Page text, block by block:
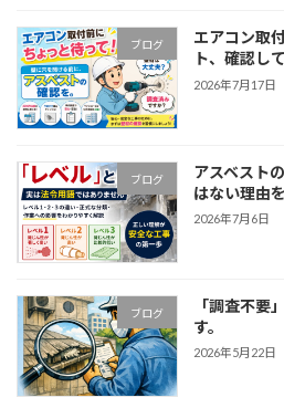
ブログ
エアコン取
ト、確認し
2026年7月17日
ブログ
アスベスト
はない理由
2026年7月6日
ブログ
「調査不要
す。
2026年5月22日